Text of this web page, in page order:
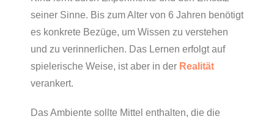
seiner Sinne. Bis zum Alter von 6 Jahren benötigt
es konkrete Bezüge, um Wissen zu verstehen
und zu verinnerlichen. Das Lernen erfolgt auf
spielerische Weise, ist aber in der Realität
verankert.
Das Ambiente sollte Mittel enthalten, die die